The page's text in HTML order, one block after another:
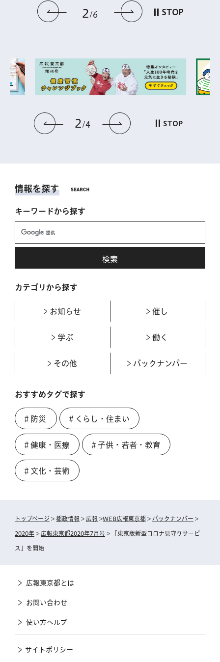
前のスライドを表示
2 6 次のスライドを
STOP
前のスライドを表示
2 4 次のスライドを表
STOP
情報を探す
キーワードから探す
カテゴリから探す
お知らせ 催し
学ぶ 働く
その他 バックナンバー
おすすめタグで探す
＃防災 ＃くらし・住まい
＃健康・医療 ＃子供・若者・教育
＃文化・芸術
トップページ > 都政情報 > 広報 >WEB広報東京都 > バックナンバー >
2020年 > 広報東京都2020年7月号 > 「東京版新型コロナ見守りサービ
ス」を開始
広報東京都とは
お問い合わせ
使い方ヘルプ
サイトポリシー